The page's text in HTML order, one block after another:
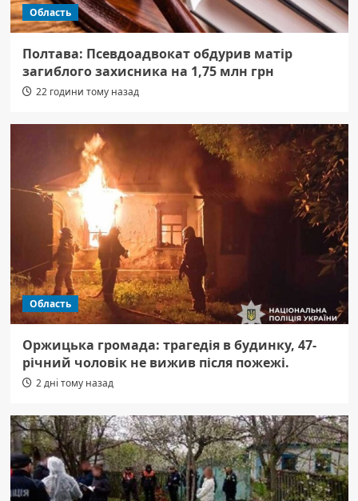
Область
Полтава: Псевдоадвокат обдурив матір
загиблого захисника на 1,75 млн грн
22 години тому назад
Область
Оржицька громада: трагедія в будинку, 47-
річний чоловік не вижив після пожежі.
2 дні тому назад